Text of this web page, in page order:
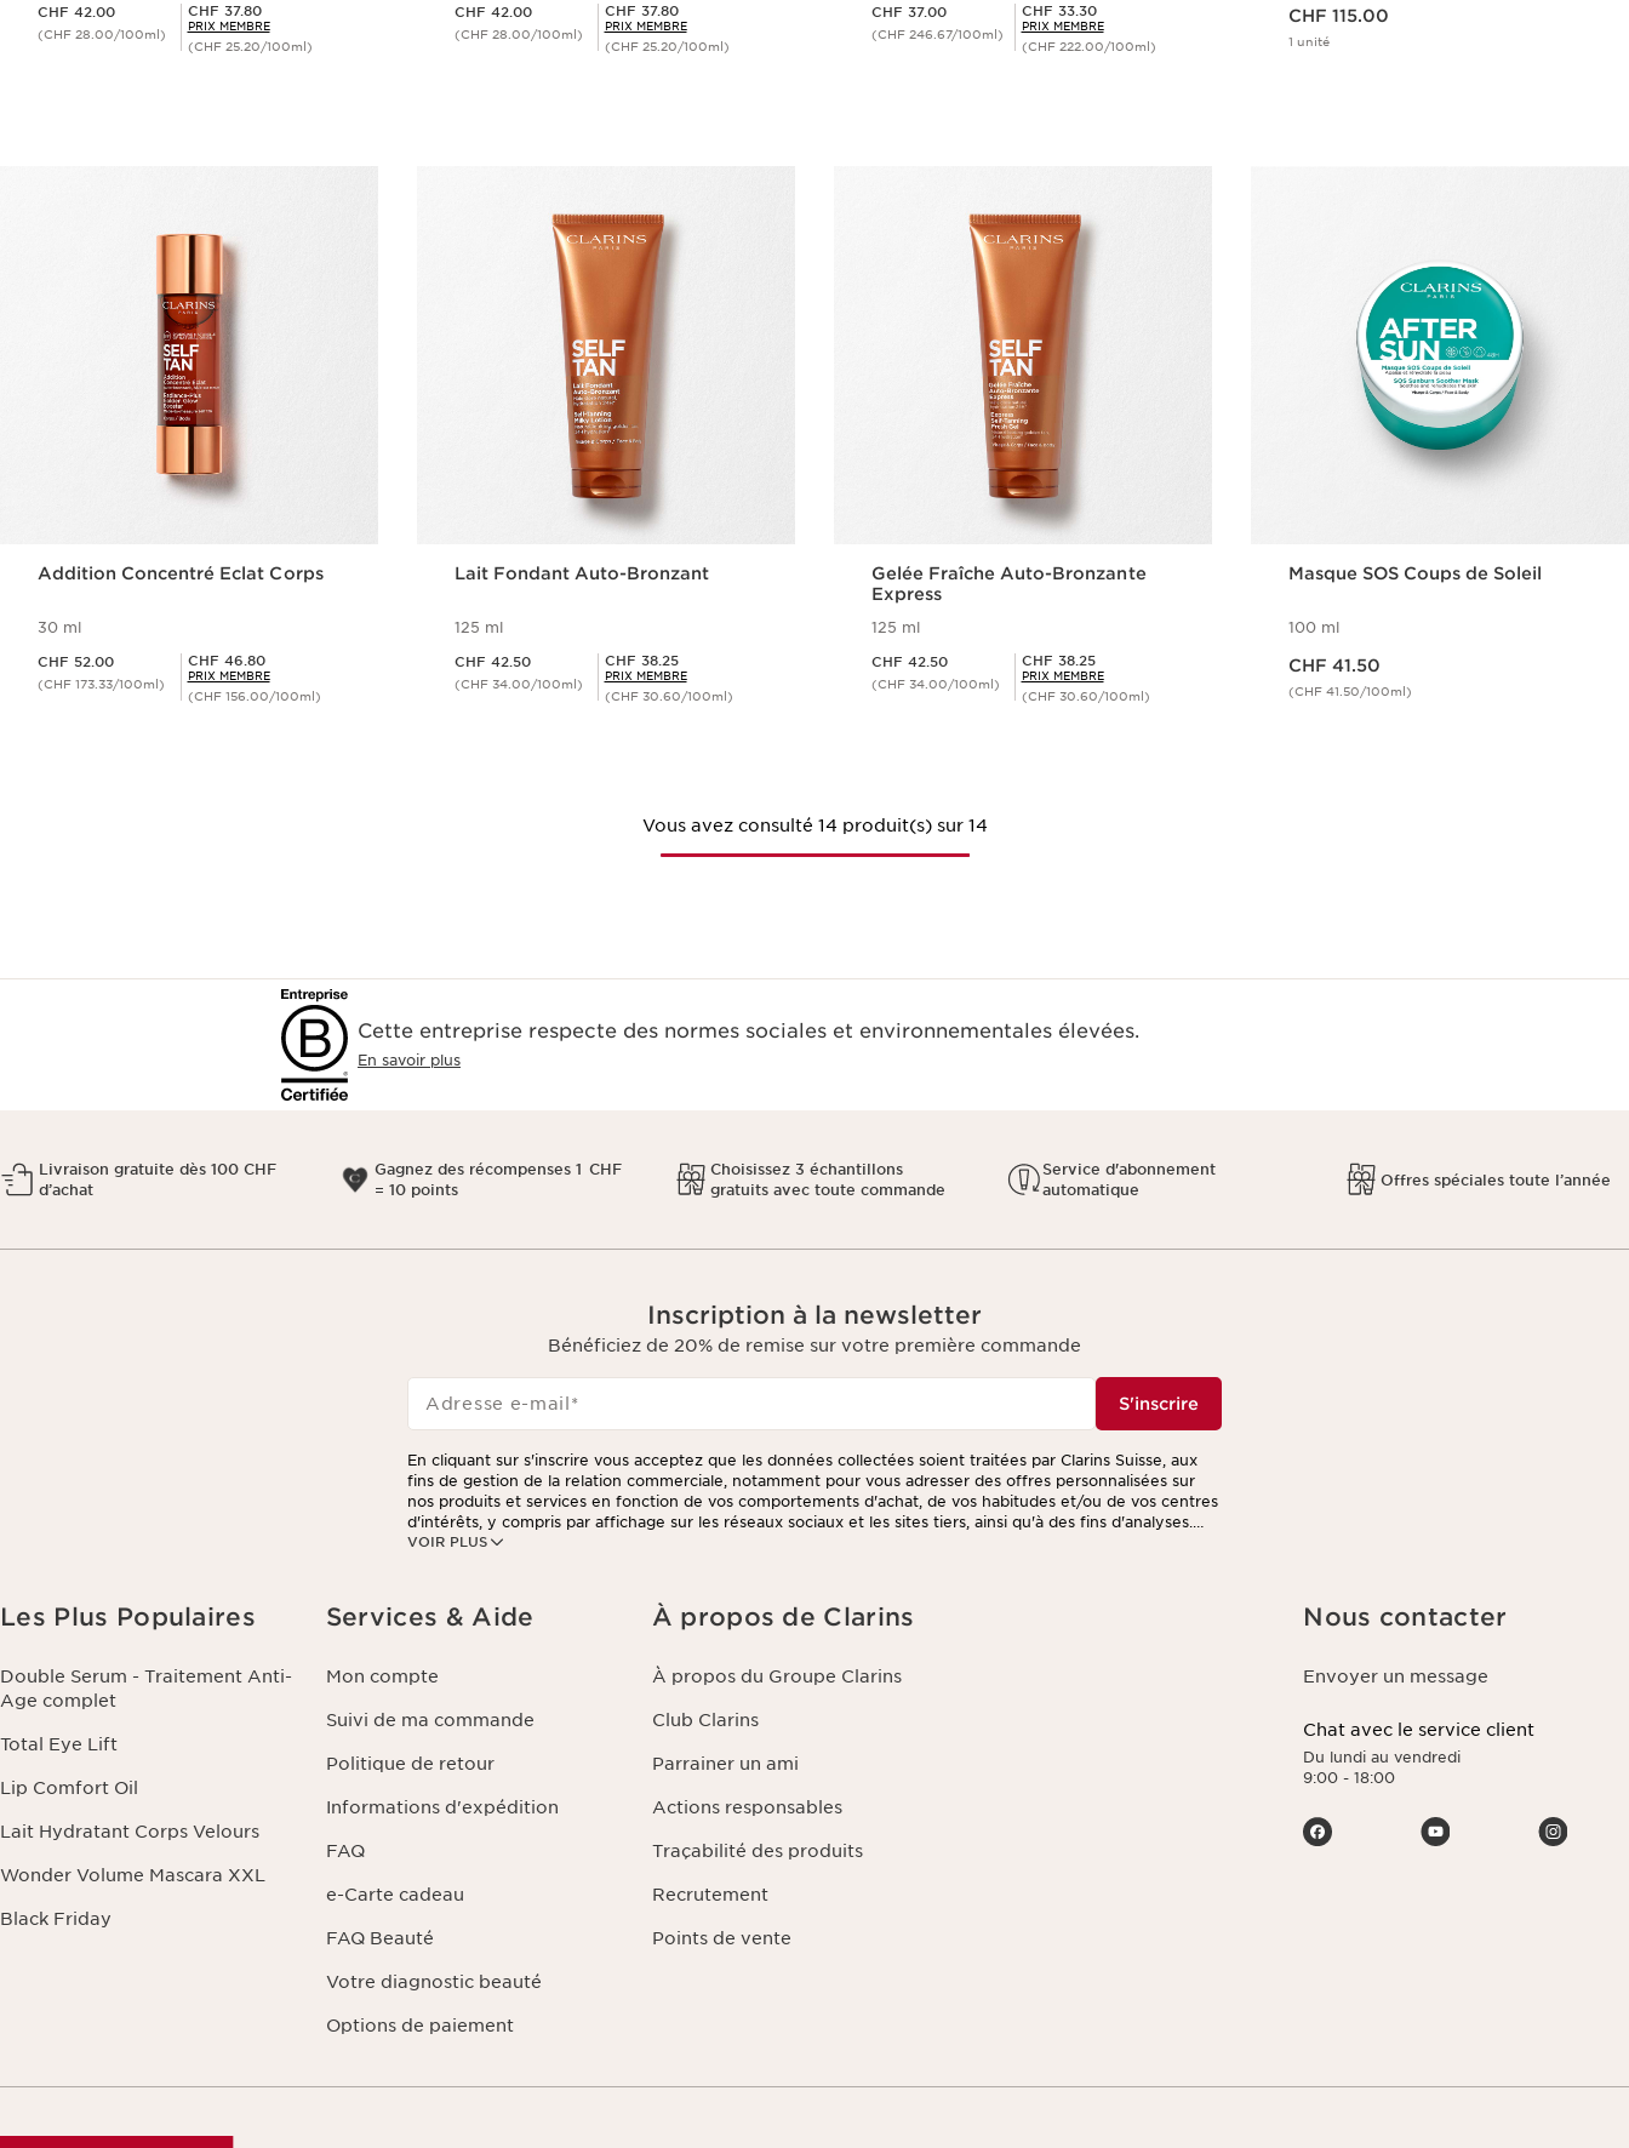
CHF 42.00
(CHF 28.00/100ml)
Prix Sérénité CHF 37.80
CHF 37.80
PRIX MEMBRE
(CHF 25.20/100ml)
CHF 42.00
(CHF 28.00/100ml)
Prix Sérénité CHF 37.80
CHF 37.80
PRIX MEMBRE
(CHF 25.20/100ml)
CHF 37.00
(CHF 246.67/100ml)
Prix Sérénité CHF 33.30
CHF 33.30
PRIX MEMBRE
(CHF 222.00/100ml)
CHF 115.00
1 unité
Addition Concentré Eclat Corps
30 ml
CHF 52.00
(CHF 173.33/100ml)
Prix Sérénité CHF 46.80
CHF 46.80
PRIX MEMBRE
(CHF 156.00/100ml)
Lait Fondant Auto-Bronzant
125 ml
CHF 42.50
(CHF 34.00/100ml)
Prix Sérénité CHF 38.25
CHF 38.25
PRIX MEMBRE
(CHF 30.60/100ml)
Gelée Fraîche Auto-Bronzante
Express
125 ml
CHF 42.50
(CHF 34.00/100ml)
Prix Sérénité CHF 38.25
CHF 38.25
PRIX MEMBRE
(CHF 30.60/100ml)
Masque SOS Coups de Soleil
100 ml
CHF 41.50
(CHF 41.50/100ml)
Vous avez consulté 14 produit(s) sur 14
Cette entreprise respecte des normes sociales et environnementales élevées.
En savoir plus
Livraison gratuite dès 100 CHF
d’achat
Gagnez des récompenses 1 CHF
= 10 points
Choisissez 3 échantillons
gratuits avec toute commande
Service d'abonnement
automatique
Offres spéciales toute l’année
Inscription à la newsletter
Bénéficiez de 20% de remise sur votre première commande
Adresse e-mail * S'inscrire
VOIR PLUS
En cliquant sur s'inscrire vous acceptez que les données collectées soient traitées par Clarins Suisse, aux
fins de gestion de la relation commerciale, notamment pour vous adresser des offres personnalisées sur
nos produits et services en fonction de vos comportements d'achat, de vos habitudes et/ou de vos centres
d'intérêts, y compris par affichage sur les réseaux sociaux et les sites tiers, ainsi qu'à des fins d'analyses.
Vous pouvez retirer votre consentement à tout moment en cliquant sur le lien de désinscription présent
personnalisées et/ou pour gérer votre adhésion à notre Programme de fidélité et créer votre programme
beauté personnalisé. Les données sont conservées pendant trois ans à compter de votre dernière
et de portabilité des informations vous concernant ainsi que d'un droit d'opposition et de limitation de leur
traitement. Vous pouvez exercer ce droit en nous contactant. Pour en savoir plus, veuillez consulter notre
Les Plus Populaires
Double Serum - Traitement Anti-
Age complet
Total Eye Lift
Lip Comfort Oil
Lait Hydratant Corps Velours
Wonder Volume Mascara XXL
Black Friday
Services & Aide
Mon compte
Suivi de ma commande
Politique de retour
Informations d'expédition
FAQ
e-Carte cadeau
FAQ Beauté
Votre diagnostic beauté
Options de paiement
À propos de Clarins
À propos du Groupe Clarins
Club Clarins
Parrainer un ami
Actions responsables
Traçabilité des produits
Recrutement
Points de vente
Nous contacter
Envoyer un message
Chat avec le service client
Du lundi au vendredi
9:00 - 18:00